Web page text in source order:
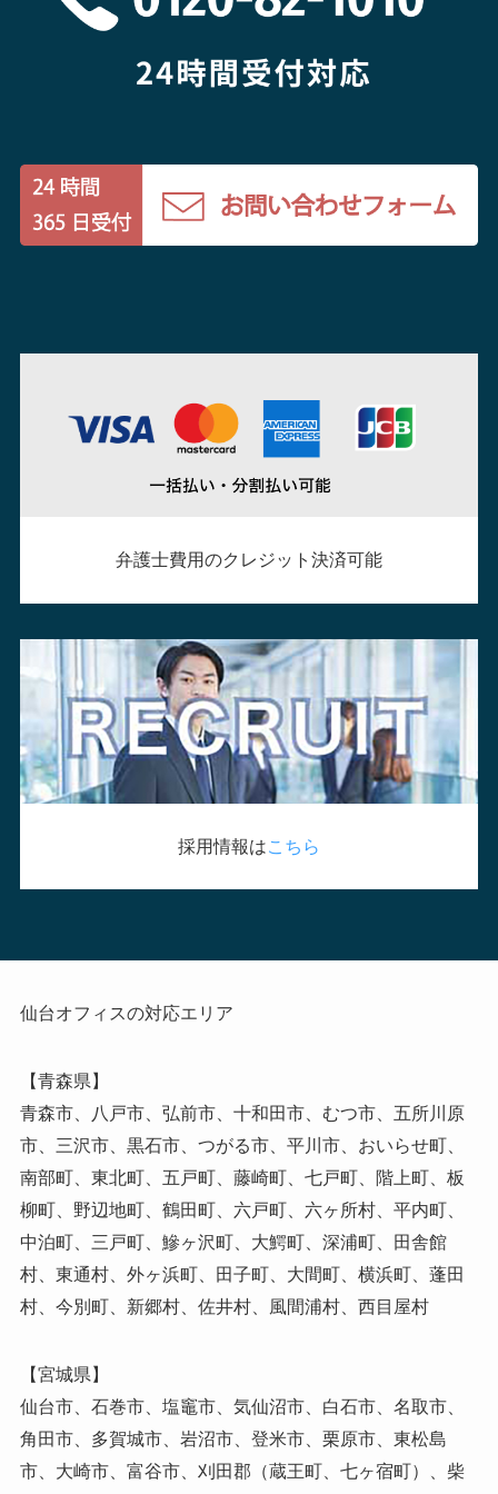
弁護士費用のクレジット決済可能
採用情報はこちら
仙台オフィスの対応エリア
【青森県】
青森市、八戸市、弘前市、十和田市、むつ市、五所川原
市、三沢市、黒石市、つがる市、平川市、おいらせ町、
南部町、東北町、五戸町、藤崎町、七戸町、階上町、板
柳町、野辺地町、鶴田町、六戸町、六ヶ所村、平内町、
中泊町、三戸町、鰺ヶ沢町、大鰐町、深浦町、田舎館
村、東通村、外ヶ浜町、田子町、大間町、横浜町、蓬田
村、今別町、新郷村、佐井村、風間浦村、西目屋村
【宮城県】
仙台市、石巻市、塩竈市、気仙沼市、白石市、名取市、
角田市、多賀城市、岩沼市、登米市、栗原市、東松島
市、大崎市、富谷市、刈田郡（蔵王町、七ヶ宿町）、柴